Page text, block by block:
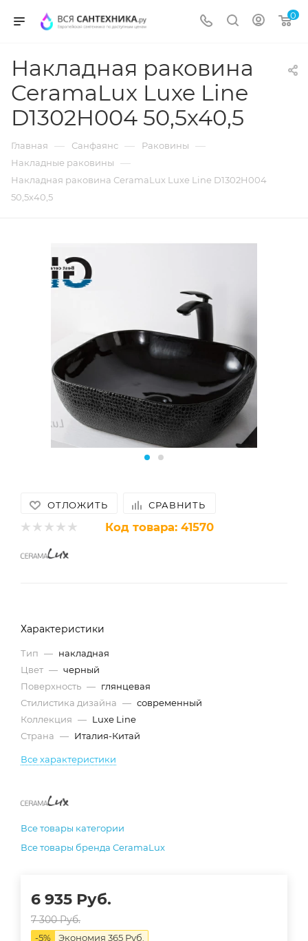
0
Накладная раковина
CeramaLux Luxe Line
D1302H004 50,5х40,5
Главная — Санфаянс — Раковины —
Накладные раковины —
Накладная раковина CeramaLux Luxe Line D1302H004
50,5х40,5
ОТЛОЖИТЬ СРАВНИТЬ
Код товара: 41570
Характеристики
Тип — накладная
Цвет — черный
Поверхность — глянцевая
Стилистика дизайна — современный
Коллекция — Luxe Line
Страна — Италия-Китай
Все характеристики
Все товары категории
Все товары бренда CeramaLux
6 935 Руб.
7 300Руб.
-5% Экономия 365 Руб.